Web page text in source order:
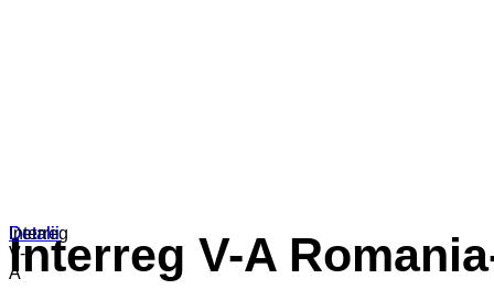
Detalii
Detalii
Interreg
V-
A
Interreg V-A